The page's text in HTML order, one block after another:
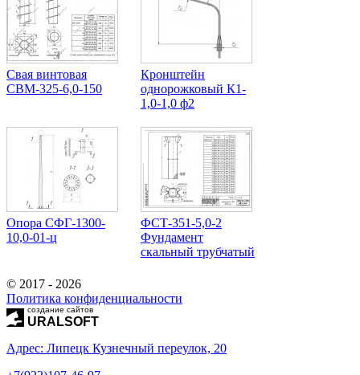
Свая винтовая
СВМ-325-6,0-150
Кронштейн
однорожковый К1-
1,0-1,0 ф2
Опора СФГ-1300-
10,0-01-ц
ФСТ-351-5,0-2
Фундамент
скальный трубчатый
© 2017 - 2026
Политика конфиденциальности
создание сайтов
URALSOFT
Адрес: Липецк Кузнечный переулок, 20